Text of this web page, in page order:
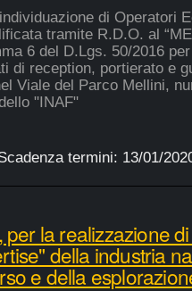
di Operatori
tramite R.D.O. al
6 del D.Lgs. 50/2016
di reception, portierato e
Viale del Parco Mellini,
"INAF"
termini: 13/01/
la realizzazione
della industria
e della